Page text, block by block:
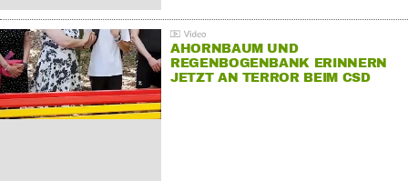
AHORNBAUM UND
REGENBOGENBANK ERINNERN
JETZT AN TERROR BEIM CSD